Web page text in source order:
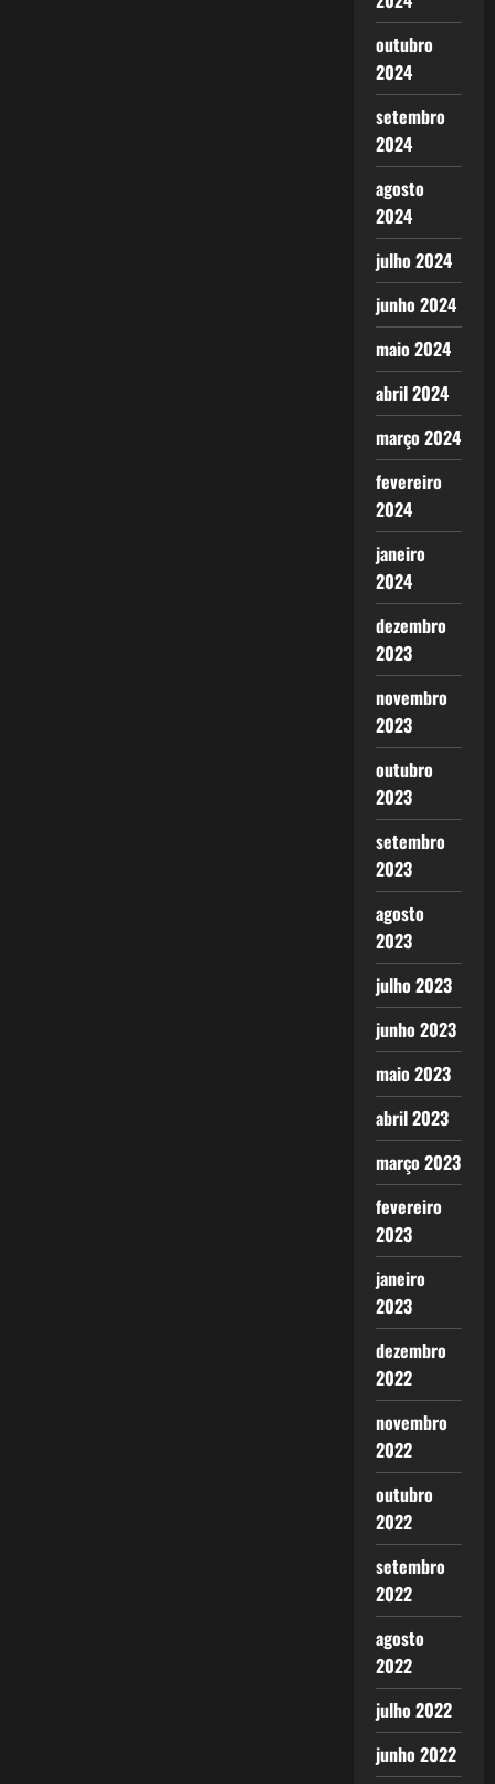
outubro
2024
setembro
2024
agosto
2024
julho 2024
junho 2024
maio 2024
abril 2024
março 2024
fevereiro
2024
janeiro
2024
dezembro
2023
novembro
2023
outubro
2023
setembro
2023
agosto
2023
julho 2023
junho 2023
maio 2023
abril 2023
março 2023
fevereiro
2023
janeiro
2023
dezembro
2022
novembro
2022
outubro
2022
setembro
2022
agosto
2022
julho 2022
junho 2022